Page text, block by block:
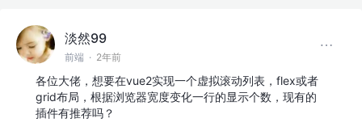
淡然99
前端 · 2年前
各位大佬，想要在vue2实现一个虚拟滚动列表，flex或者
grid布局，根据浏览器宽度变化一行的显示个数，现有的
插件有推荐吗？